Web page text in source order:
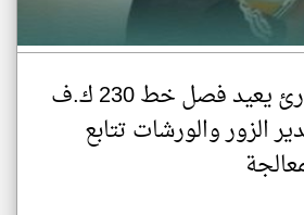
عطل طارئ يعيد فصل خط 230 ك.ف
الزور والورشات تتابع